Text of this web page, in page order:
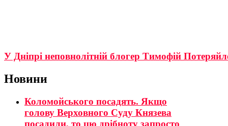
У Дніпрі неповнолітній блогер Тимофій
Новини
Коломойського посадять. Якщо
голову Верховного Суду Князева
посадили, то цю дрібноту запросто